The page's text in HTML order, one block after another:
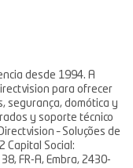
desde 1994. A
para ofrecer
segurança, domótica y
y soporte técnico
– Soluções de
Capital Social:
FR-A, Embra, 2430-